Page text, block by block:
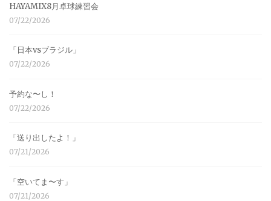
HAYAMIX8月卓球練習会
07/22/2026
「日本vsブラジル」
07/22/2026
予約な〜し！
07/22/2026
「送り出したよ！」
07/21/2026
「空いてま〜す」
07/21/2026